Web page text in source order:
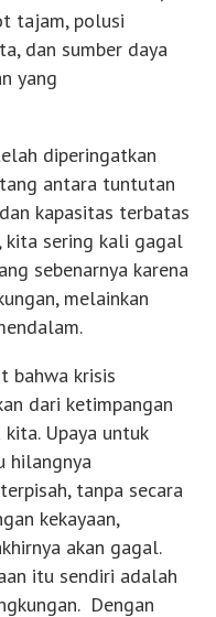
tajam, polusi
dan sumber daya
yang
diperingatkan
antara tuntutan
kapasitas terbatas
kita sering kali gagal
sebenarnya karena
melainkan
bahwa krisis
dari ketimpangan
Upaya untuk
hilangnya
tanpa secara
kekayaan,
akan gagal.
itu sendiri adalah
Dengan